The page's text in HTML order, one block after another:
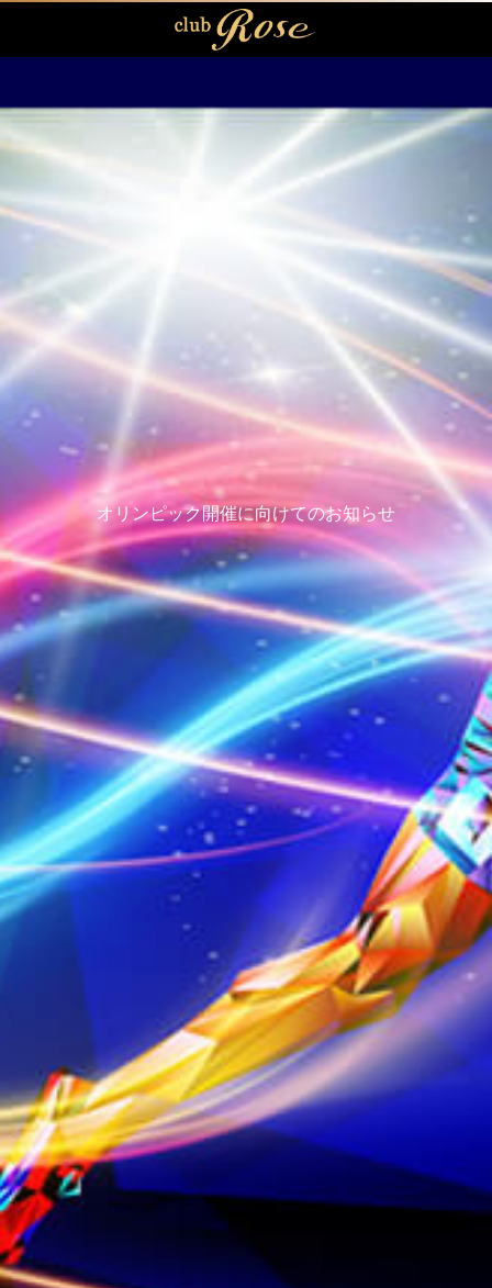
オリンピック開催に向けてのお知らせ